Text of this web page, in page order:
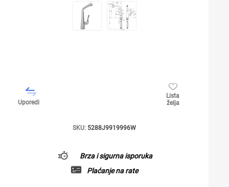
Uporedi
Lista
želja
SKU: 5288J9919996W
Brza i sigurna isporuka
Plaćanje na rate